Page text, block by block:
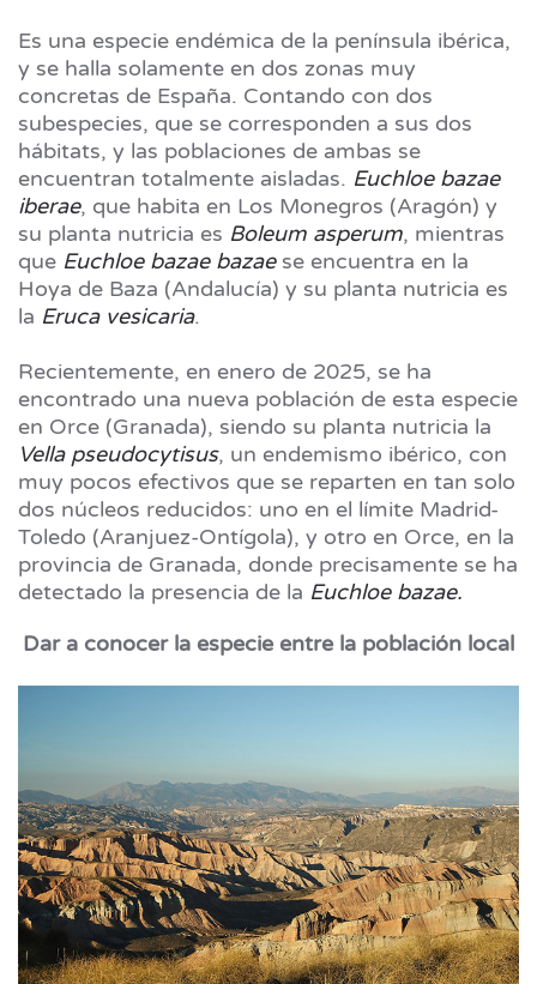
Es una especie endémica de la península ibérica,
y se halla solamente en dos zonas muy
concretas de España. Contando con dos
subespecies, que se corresponden a sus dos
hábitats, y las poblaciones de ambas se
encuentran totalmente aisladas. Euchloe bazae
iberae, que habita en Los Monegros (Aragón) y
su planta nutricia es Boleum asperum, mientras
que Euchloe bazae bazaese encuentra en la
Hoya de Baza (Andalucía) y su planta nutricia es
la Eruca vesicaria.
Recientemente, en enero de 2025, se ha
encontrado una nueva población de esta especie
en Orce (Granada), siendo su planta nutricia la
Vella pseudocytisus, un endemismo ibérico, con
muy pocos efectivos que se reparten en tan solo
dos núcleos reducidos: uno en el límite Madrid-
Toledo (Aranjuez-Ontígola), y otro en Orce, en la
provincia de Granada, donde precisamente se ha
detectado la presencia de la Euchloe bazae.
Dar a conocer la especie entre la población local